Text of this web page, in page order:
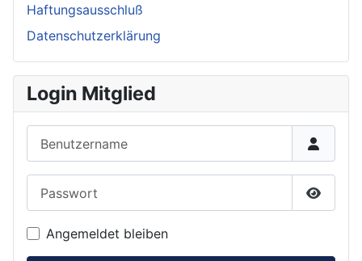
Haftungsausschluß
Datenschutzerklärung
Login Mitglied
Angemeldet bleiben